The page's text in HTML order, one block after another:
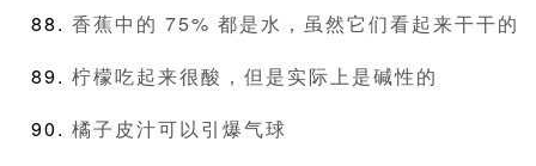
香蕉中的 75% 都是水，虽然它们看起来干干的
柠檬吃起来很酸，但是实际上是碱性的
橘子皮汁可以引爆气球